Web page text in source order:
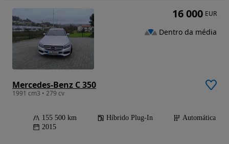
Mercedes-Benz C 350
1991 cm3 • 279 cv
155 500 km Híbrido Plug-In
Automática
2015
16 000 EUR
Dentro da média